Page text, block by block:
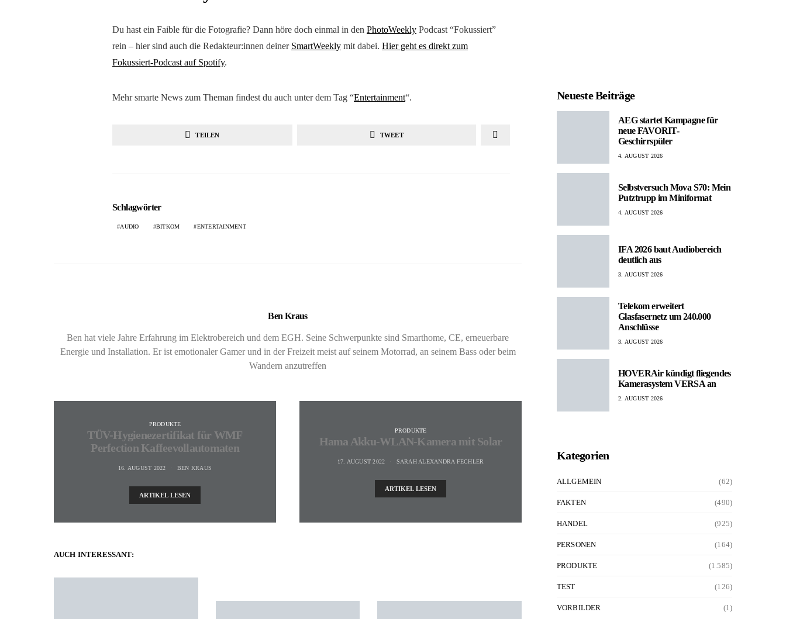
Du hast ein Faible für die Fotografie? Dann höre doch einmal in den PhotoWeekly Podcast “Fokussiert”
rein – hier sind auch die Redakteur:innen deiner SmartWeekly mit dabei. Hier geht es direkt zum
Fokussiert-Podcast auf Spotify.
Mehr smarte News zum Theman findest du auch unter dem Tag “Entertainment“.
TEILEN TWEET
Schlagwörter
AUDIO BITKOM ENTERTAINMENT
Ben Kraus
Ben hat viele Jahre Erfahrung im Elektrobereich und dem EGH. Seine Schwerpunkte sind Smarthome, CE, erneuerbare
Energie und Installation. Er ist emotionaler Gamer und in der Freizeit meist auf seinem Motorrad, an seinem Bass oder beim
Wandern anzutreffen
PRODUKTE
TÜV-Hygienezertifikat für WMF
Perfection Kaffeevollautomaten
16. AUGUST 2022 BEN KRAUS
ARTIKEL LESEN
PRODUKTE
Hama Akku-WLAN-Kamera mit Solar
17. AUGUST 2022 SARAH ALEXANDRA FECHLER
ARTIKEL LESEN
AUCH INTERESSANT:
Neueste Beiträge
AEG startet Kampagne für
neue FAVORIT-
Geschirrspüler
4. AUGUST 2026
Selbstversuch Mova S70: Mein
Putztrupp im Miniformat
4. AUGUST 2026
IFA 2026 baut Audiobereich
deutlich aus
3. AUGUST 2026
Telekom erweitert
Glasfasernetz um 240.000
Anschlüsse
3. AUGUST 2026
HOVERAir kündigt fliegendes
Kamerasystem VERSA an
2. AUGUST 2026
Kategorien
ALLGEMEIN (62)
FAKTEN (490)
HANDEL (925)
PERSONEN (164)
PRODUKTE (1.585)
TEST (126)
VORBILDER (1)